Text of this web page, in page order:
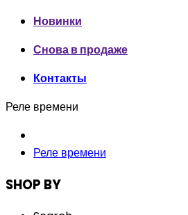
Новинки
Снова в продаже
Контакты
Реле времени
Реле времени
SHOP BY